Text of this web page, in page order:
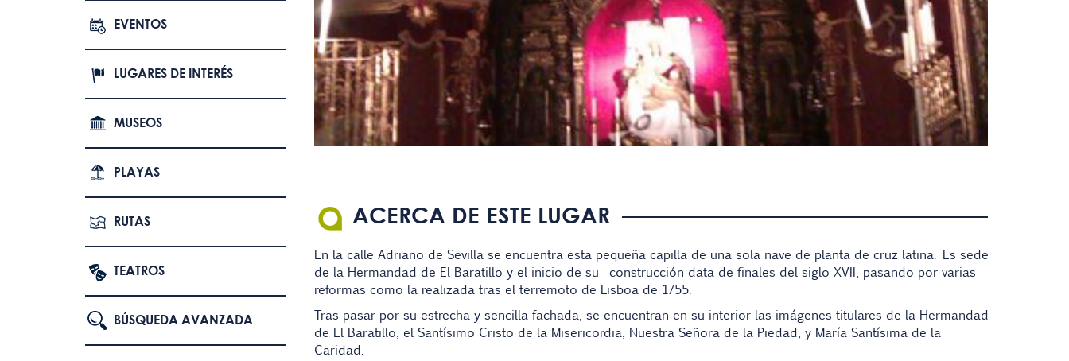
EVENTOS
LUGARES DE INTERÉS
MUSEOS
PLAYAS
RUTAS
TEATROS
BÚSQUEDA AVANZADA
ACERCA DE ESTE LUGAR
En la calle Adriano de Sevilla se encuentra esta pequeña capilla de una sola nave de planta de cruz latina. Es sede
de la Hermandad de El Baratilloy el inicio de su construcción data de finales del siglo XVII, pasando por varias
reformas como la realizada tras el terremoto de Lisboade 1755.
Tras pasar por su estrecha y sencilla fachada, se encuentran en su interior las imágenes titulares de la Hermandad
de El Baratillo, el Santísimo Cristo de la Misericordia, Nuestra Señora de la Piedad, y María Santísima de la
Caridad.